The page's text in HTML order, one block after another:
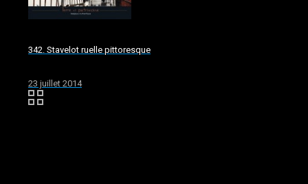
342. Stavelot ruelle pittoresque
23 juillet 2014